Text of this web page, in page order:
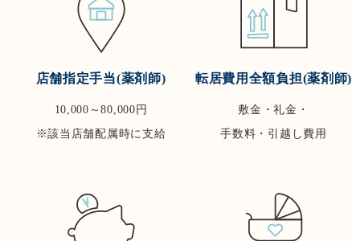
店舗指定手当(薬剤師)
10,000～80,000円
※該当店舗配属時に支給
転居費用全額負担(薬剤師)
敷金・礼金・
手数料・引越し費用